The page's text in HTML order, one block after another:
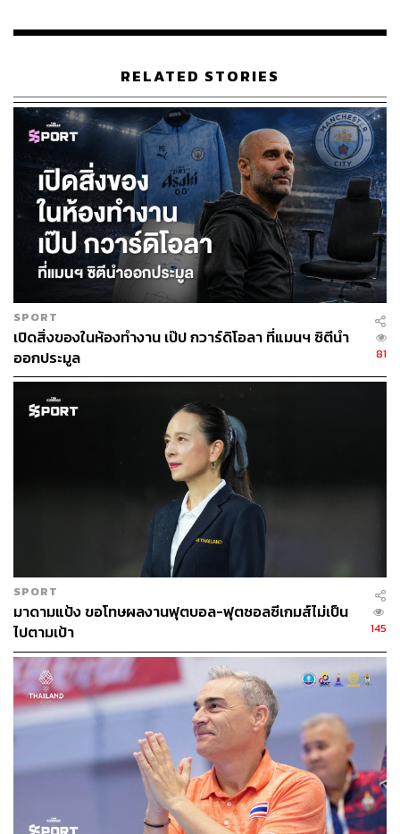
RELATED STORIES
SPORT
เปิดสิ่งของในห้องทำงาน เป๊ป กวาร์ดิโอลา ที่แมนฯ ซิตีนำ
ออกประมูล
81
SPORT
มาดามแป้ง ขอโทษผลงานฟุตบอล-ฟุตซอลซีเกมส์ไม่เป็น
ไปตามเป้า
145